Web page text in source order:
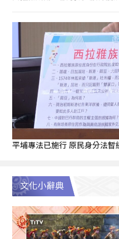
平埔專法已施行 原民身分法暫
文化小辭典